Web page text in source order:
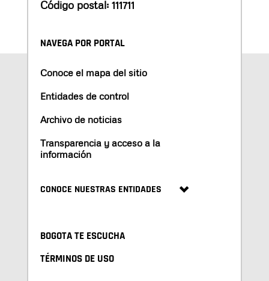
Código postal: 111711
NAVEGA POR PORTAL
Conoce el mapa del sitio
Entidades de control
Archivo de noticias
Transparencia y acceso a la
información
CONOCE NUESTRAS ENTIDADES
BOGOTA TE ESCUCHA
TÉRMINOS DE USO